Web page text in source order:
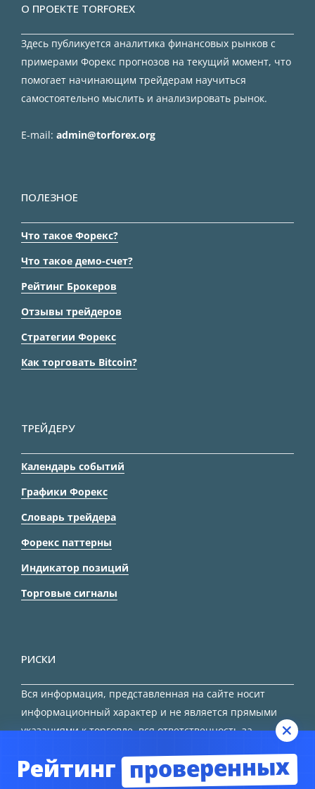
О ПРОЕКТЕ TORFOREX
Здесь публикуется аналитика финансовых рынков с
примерами Форекс прогнозов на текущий момент, что
помогает начинающим трейдерам научиться
самостоятельно мыслить и анализировать рынок.
E-mail: admin@torforex.org
ПОЛЕЗНОЕ
Что такое Форекс?
Что такое демо-счет?
Рейтинг Брокеров
Отзывы трейдеров
Стратегии Форекс
Как торговать Bitcoin?
ТРЕЙДЕРУ
Календарь событий
Графики Форекс
Словарь трейдера
Форекс паттерны
Индикатор позиций
Торговые сигналы
РИСКИ
Вся информация, представленная на сайте носит
информационный характер и не является прямыми
указаниями к торговле, вся ответственность за
Рейтинг проверенных